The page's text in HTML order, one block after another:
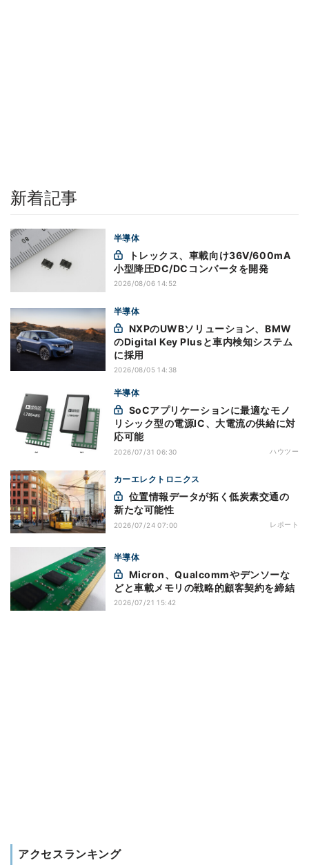
新着記事
半導体
小型降圧DC/DCコンバータを開発
2026/08/06 14:52
半導体
のDigital Key Plusと車内検知システム
に採用
2026/08/05 14:38
半導体
リシック型の電源IC、大電流の供給に対
応可能
2026/07/31 06:30 ハウツー
カーエレクトロニクス
新たな可能性
2026/07/24 07:00 レポート
半導体
どと車載メモリの戦略的顧客契約を締結
2026/07/21 15:42
アクセスランキング